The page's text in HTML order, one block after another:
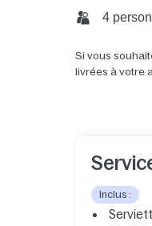
4
Si vous
livrées à votre
Inclus :